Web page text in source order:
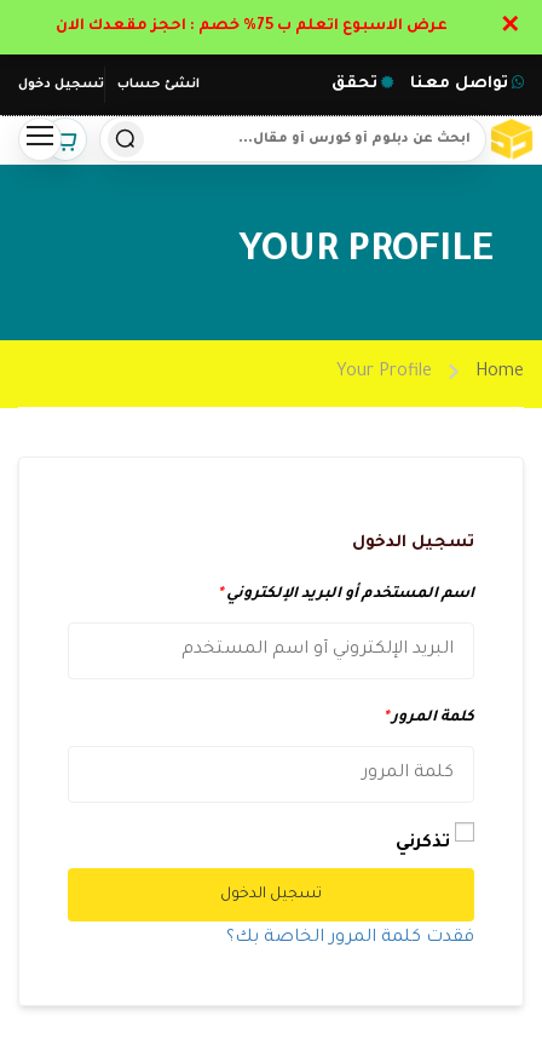
انشئ حساب تسجيل دخول تواصل معنا تحقق
YOUR PROFILE
Home
Your Profile
تسجيل الدخول
اسم المستخدم أو البريد الإلكتروني*
كلمة المرور*
تذكرني
تسجيل الدخول
فقدت كلمة المرور الخاصة بك؟
عرض الاسبوع اتعلم ب 75% خصم : احجز مقعدك الان ✕